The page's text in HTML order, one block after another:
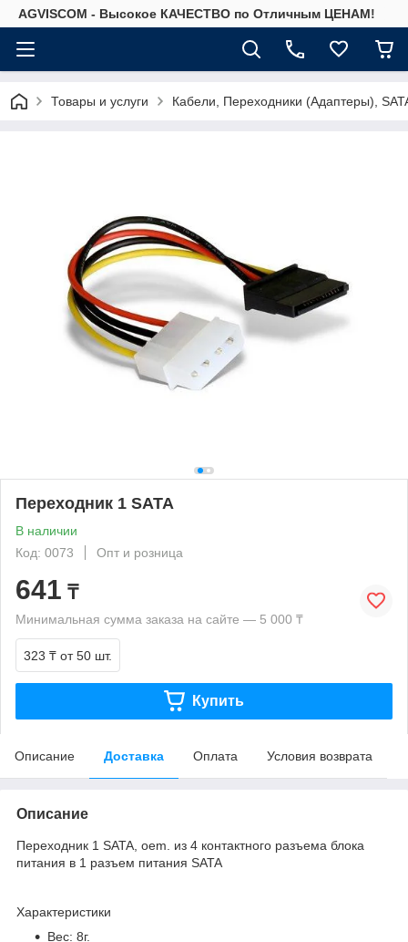
AGVISCOM - Высокое КАЧЕСТВО по Отличным ЦЕНАМ!
Товары и услуги Кабели, Переходники (Адаптеры),
Переходник 1 SATA
В наличии
Код: 0073
Опт и розница
641 ₸
Минимальная сумма заказа на сайте — 5 000 ₸
323 ₸ от 50 шт.
Купить
Описание Доставка Оплата Условия возврата
Описание
Переходник 1 SATA, oem. из 4 контактного разъема блока
питания в 1 разъем питания SATA
Характеристики
Вес: 8г.